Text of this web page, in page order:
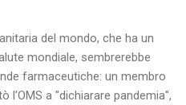
del mondo, che ha un
mondiale, sembrerebbe
farmaceutiche: un membro
l'OMS a "dichiarare pandemia",